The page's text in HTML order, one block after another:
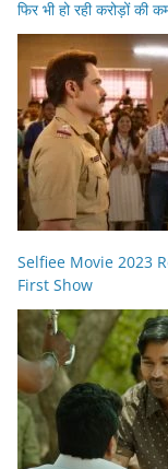
फिर भी हो रही करोड़ों की
Selfiee Movie 2023
First Show